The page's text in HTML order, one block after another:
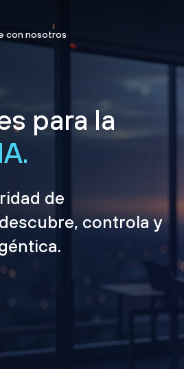
con nosotros
para la
de
controla y